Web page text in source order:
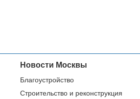
Новости Москвы
Благоустройство
Строительство и реконструкция